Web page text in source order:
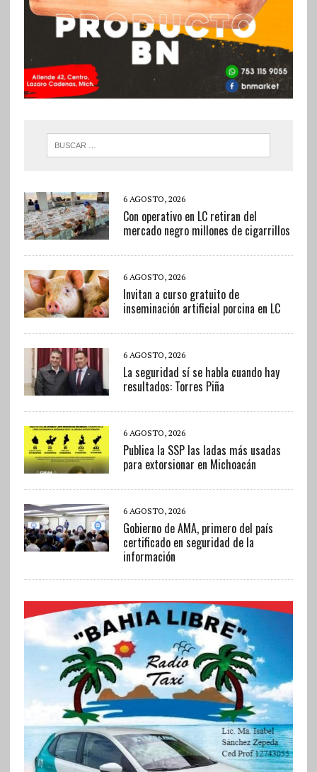
6 AGOSTO, 2026
Con operativo en LC retiran del
mercado negro millones de cigarrillos
6 AGOSTO, 2026
Invitan a curso gratuito de
inseminación artificial porcina en LC
6 AGOSTO, 2026
La seguridad sí se habla cuando hay
resultados: Torres Piña
6 AGOSTO, 2026
Publica la SSP las ladas más usadas
para extorsionar en Michoacán
6 AGOSTO, 2026
Gobierno de AMA, primero del país
certificado en seguridad de la
información